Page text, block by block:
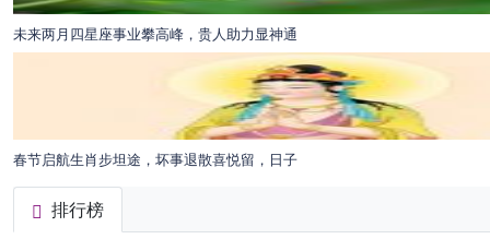
未来两月四星座事业攀高峰，贵人助力显神通
春节启航生肖步坦途，坏事退散喜悦留，日子
排行榜